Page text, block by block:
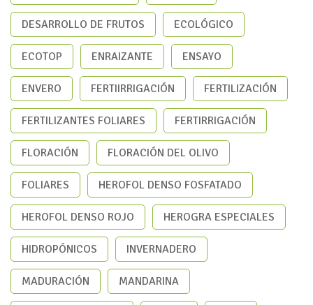
DESARROLLO DE FRUTOS ECOLÓGICO
ECOTOP ENRAIZANTE ENSAYO
ENVERO FERTIIRRIGACIÓN FERTILIZACIÓN
FERTILIZANTES FOLIARES FERTIRRIGACIÓN
FLORACIÓN FLORACIÓN DEL OLIVO
FOLIARES HEROFOL DENSO FOSFATADO
HEROFOL DENSO ROJO HEROGRA ESPECIALES
HIDROPÓNICOS INVERNADERO
MADURACIÓN MANDARINA